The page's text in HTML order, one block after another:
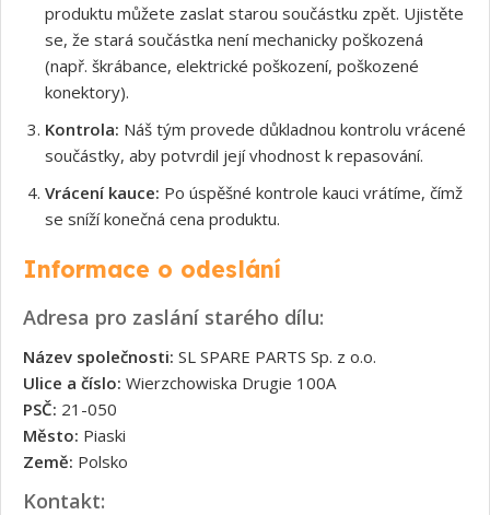
produktu můžete zaslat starou součástku zpět. Ujistěte
se, že stará součástka není mechanicky poškozená
(např. škrábance, elektrické poškození, poškozené
konektory).
Kontrola: Náš tým provede důkladnou kontrolu vrácené
součástky, aby potvrdil její vhodnost k repasování.
Vrácení kauce: Po úspěšné kontrole kauci vrátíme, čímž
se sníží konečná cena produktu.
Informace o odeslání
Adresa pro zaslání starého dílu:
Název společnosti: SL SPARE PARTS Sp. z o.o.
Ulice a číslo: Wierzchowiska Drugie 100A
PSČ: 21-050
Město: Piaski
Země: Polsko
Kontakt: